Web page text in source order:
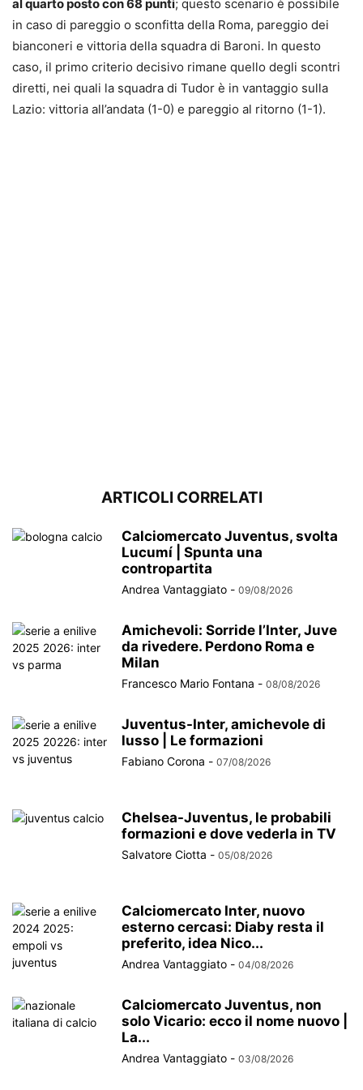
al quarto posto con 68 punti; questo scenario è possibile
in caso di pareggio o sconfitta della Roma, pareggio dei
bianconeri e vittoria della squadra di Baroni. In questo
caso, il primo criterio decisivo rimane quello degli scontri
diretti, nei quali la squadra di Tudor è in vantaggio sulla
Lazio: vittoria all’andata (1-0) e pareggio al ritorno (1-1).
ARTICOLI CORRELATI
Calciomercato Juventus, svolta
Lucumí | Spunta una
contropartita
Andrea Vantaggiato - 09/08/2026
Amichevoli: Sorride l’Inter, Juve
da rivedere. Perdono Roma e
Milan
Francesco Mario Fontana - 08/08/2026
Juventus-Inter, amichevole di
lusso | Le formazioni
Fabiano Corona - 07/08/2026
Chelsea-Juventus, le probabili
formazioni e dove vederla in TV
Salvatore Ciotta - 05/08/2026
Calciomercato Inter, nuovo
esterno cercasi: Diaby resta il
preferito, idea Nico...
Andrea Vantaggiato - 04/08/2026
Calciomercato Juventus, non
solo Vicario: ecco il nome nuovo |
La...
Andrea Vantaggiato - 03/08/2026